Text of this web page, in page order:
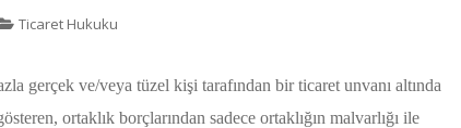
Ticaret Hukuku
gerçek ve/veya tüzel kişi tarafından bir ticaret unvanı altında
ortaklık borçlarından sadece ortaklığın malvarlığı ile